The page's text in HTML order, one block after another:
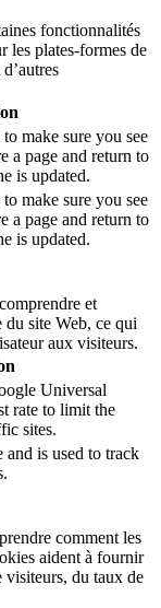
fonctionnalités
les plates-formes de
make sure you see
a page and return to
is updated.
make sure you see
a page and return to
is updated.
et
du site Web, ce qui
aux visiteurs.
Universal
rate to limit the
sites.
and is used to track
comment les
aident à fournir
visiteurs, du taux de